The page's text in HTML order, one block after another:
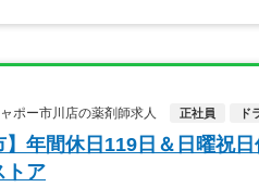
ポー市川店の薬剤師求人
正社員 ド
】年間休日119日＆日曜祝
トア